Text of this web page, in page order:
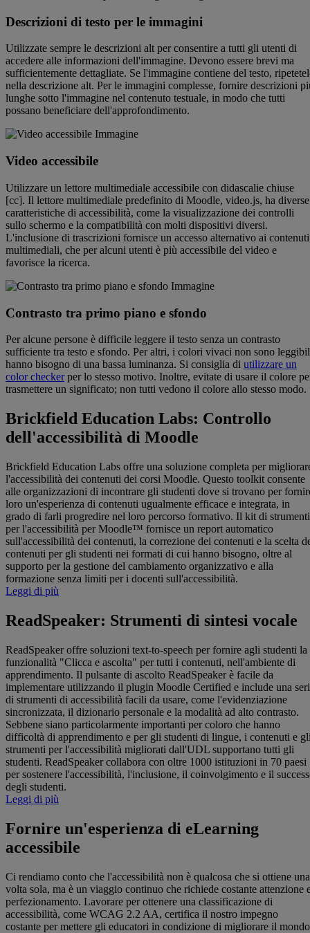
Descrizioni di testo per le immagini
Utilizzate sempre le descrizioni alt per consentire a tutti gli utenti di
accedere alle informazioni dell'immagine. Devono essere brevi ma
sufficientemente dettagliate. Se l'immagine contiene del testo,
nella descrizione alt. Per le immagini complesse, fornire descrizioni
lunghe sotto l'immagine nel contenuto testuale, in modo che tutti
possano beneficiare dell'approfondimento.
Video accessibile
Utilizzare un lettore multimediale accessibile con didascalie chiuse
[cc]. Il lettore multimediale predefinito di Moodle, video.js, ha diverse
caratteristiche di accessibilità, come la visualizzazione dei controlli
sullo schermo e la compatibilità con molti dispositivi diversi.
L'inclusione di trascrizioni fornisce un accesso alternativo ai contenuti
multimediali, che per alcuni utenti è più accessibile del video e
favorisce la ricerca.
Contrasto tra primo piano e sfondo
Per alcune persone è difficile leggere il testo senza un contrasto
sufficiente tra testo e sfondo. Per altri, i colori vivaci non sono
hanno bisogno di una bassa luminanza. Si consiglia di utilizzare un
color checkerper lo stesso motivo. Inoltre, evitate di usare il colore
trasmettere un significato; non tutti vedono il colore allo stesso modo.
Brickfield Education Labs: Controllo
dell'accessibilità di Moodle
Brickfield Education Labs offre una soluzione completa per
l'accessibilità dei contenuti dei corsi Moodle. Questo toolkit consente
alle organizzazioni di incontrare gli studenti dove si trovano per
loro un'esperienza di contenuti ugualmente efficace e integrata, in
grado di farli progredire nel loro percorso formativo. Il kit di strumenti
per l'accessibilità per Moodle™ fornisce un report automatico
sull'accessibilità dei contenuti, la correzione dei contenuti e la scelta
contenuti per gli studenti nei formati di cui hanno bisogno, oltre al
supporto per la gestione del cambiamento organizzativo e alla
formazione senza limiti per i docenti sull'accessibilità.
Leggi di più
ReadSpeaker: Strumenti di sintesi vocale
ReadSpeaker offre soluzioni text-to-speech per fornire agli studenti la
funzionalità "Clicca e ascolta" per tutti i contenuti, nell'ambiente di
apprendimento. Il pulsante di ascolto ReadSpeaker è facile da
implementare utilizzando il plugin Moodle Certified e include una
di strumenti di accessibilità facili da usare, come l'evidenziazione
sincronizzata, il dizionario personale e la modalità ad alto contrasto.
Sebbene siano particolarmente importanti per coloro che hanno
difficoltà di apprendimento e per gli studenti di lingue, i contenuti e
strumenti per l'accessibilità migliorati dall'UDL supportano tutti gli
studenti. ReadSpeaker collabora con oltre 1000 istituzioni in 70 paesi
per sostenere l'accessibilità, l'inclusione, il coinvolgimento e il
degli studenti.
Leggi di più
Fornire un'esperienza di eLearning
accessibile
Ci rendiamo conto che l'accessibilità non è qualcosa che si ottiene una
volta sola, ma è un viaggio continuo che richiede costante attenzione
perfezionamento. Lavorare per ottenere una classificazione di
accessibilità, come WCAG 2.2 AA, certifica il nostro impegno
costante per mettere gli educatori in condizione di migliorare il